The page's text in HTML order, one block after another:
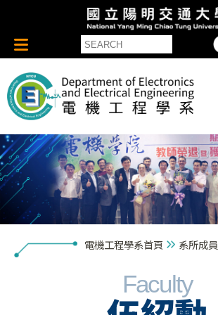
電機工程學系首頁 系所成員
Faculty